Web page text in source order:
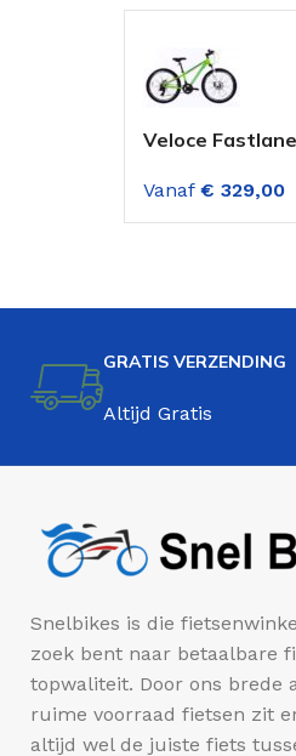
Veloce
Groen met
Vanaf € 329,00
GRATIS VERZENDING
Altijd Gratis
Snelbikes is die
zoek bent naar betaalbare
topwaliteit. Door ons brede
ruime voorraad fietsen zit
altijd wel de juiste fiets